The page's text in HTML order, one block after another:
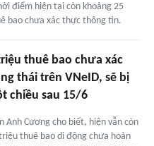
điểm hiện tại còn khoảng 25
bao chưa xác thực thông tin.
thuê bao chưa xác
thái trên VNeID, sẽ bị
chiều sau 15/6
Anh Cương cho biết, hiện vẫn còn
thuê bao di động chưa hoàn